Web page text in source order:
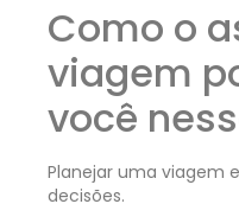
Como o
viagem
você
Planejar uma viagem
decisões.